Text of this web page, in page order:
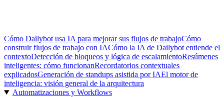
Cómo Dailybot usa IA para mejorar sus flujos de trabajoCómo
construir flujos de trabajo con IACómo la IA de Dailybot entiende el
contextoDetección de bloqueos y lógica de escalamientoResúmenes
inteligentes: cómo funcionanRecordatorios contextuales
explicadosGeneración de standups asistida por IAEl motor de
inteligencia: visión general de la arquitectura
Automatizaciones y Workflows